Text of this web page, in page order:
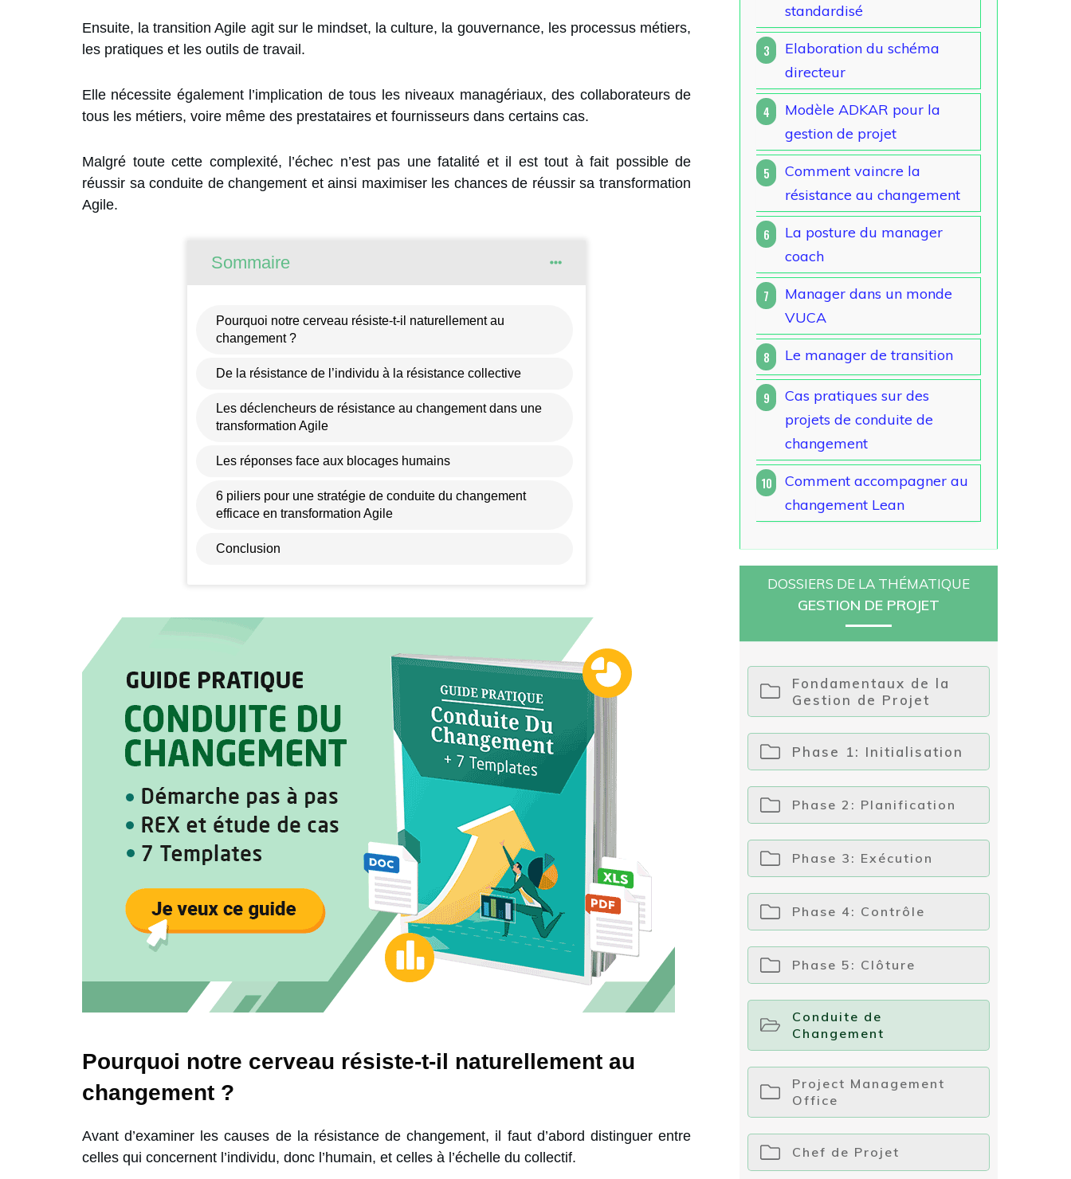
Ensuite, la transition Agile agit sur le mindset, la culture, la gouvernance, les processus métiers,
les pratiques et les outils de travail.
Elle nécessite également l’implication de tous les niveaux managériaux, des collaborateurs de
tous les métiers, voire même des prestataires et fournisseurs dans certains cas.
Malgré toute cette complexité, l’échec n’est pas une fatalité et il est tout à fait possible de
réussir sa conduite de changement et ainsi maximiser les chances de réussir sa transformation
Agile.
Sommaire
Pourquoi notre cerveau résiste-t-il naturellement au
changement ?
De la résistance de l’individu à la résistance collective
Les déclencheurs de résistance au changement dans une
transformation Agile
Les réponses face aux blocages humains
6 piliers pour une stratégie de conduite du changement
efficace en transformation Agile
Conclusion
Pourquoi notre cerveau résiste-t-il naturellement au
changement ?
Avant d’examiner les causes de la résistance de changement, il faut d’abord distinguer entre
celles qui concernent l’individu, donc l’humain, et celles à l’échelle du collectif.
standardisé
3
Elaboration du schéma
directeur
4
Modèle ADKAR pour la
gestion de projet
5
Comment vaincre la
résistance au changement
6
La posture du manager
coach
7
Manager dans un monde
VUCA
8 Le manager de transition
9
Cas pratiques sur des
projets de conduite de
changement
10
Comment accompagner au
changement Lean
DOSSIERS DE LA THÉMATIQUE
GESTION DE PROJET
Fondamentaux de la
Gestion de Projet
Phase 1: Initialisation
Phase 2: Planification
Phase 3: Exécution
Phase 4: Contrôle
Phase 5: Clôture
Conduite de
Changement
Project Management
Office
Chef de Projet